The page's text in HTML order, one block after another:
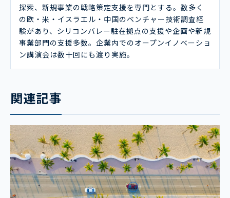
探索、新規事業の戦略策定支援を専門とする。数多く
の欧・米・イスラエル・中国のベンチャー技術調査経
験があり、シリコンバレー駐在拠点の支援や企画や新規
事業部門の支援多数。企業内でのオープンイノベーショ
ン講演会は数十回にも渡り実施。
関連記事